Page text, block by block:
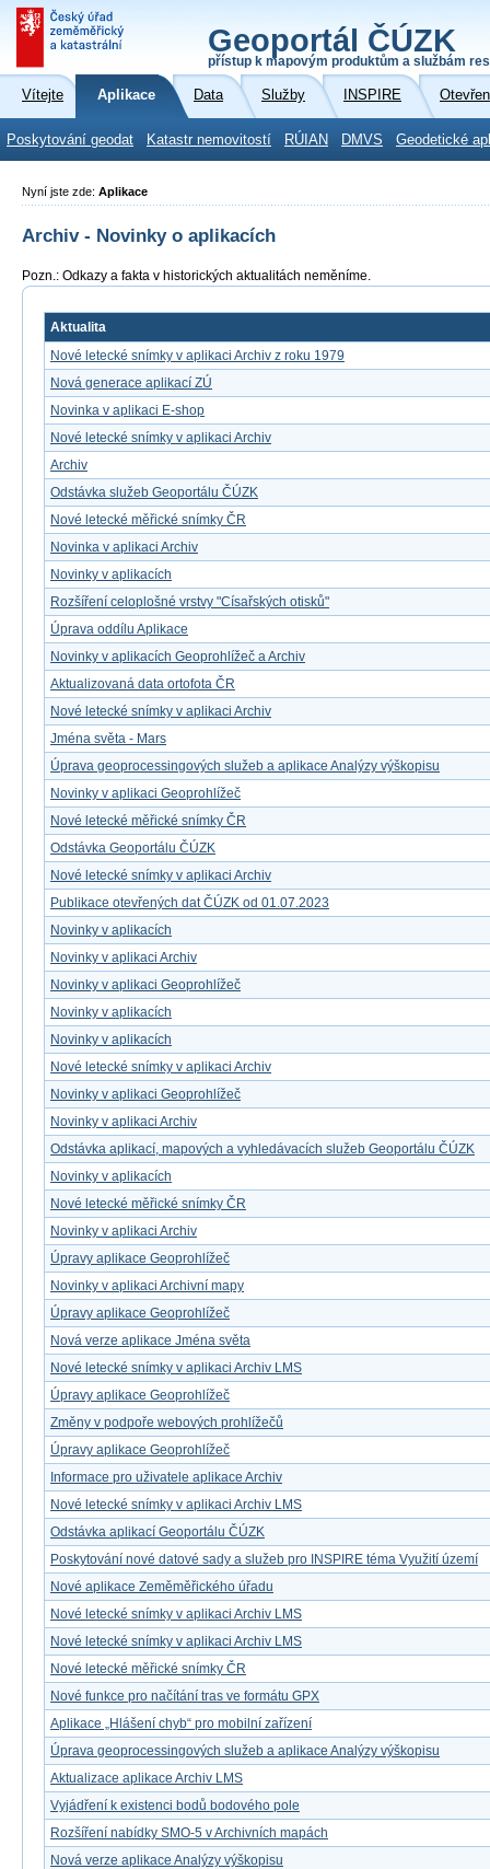
Geoportál ČÚZK
přístup k mapovým produktům a službám
Vítejte Aplikace Data Služby INSPIRE
Poskytování geodat Katastr nemovitostí RÚIAN DMVS Geodetické
Nyní jste zde: Aplikace
Archiv - Novinky o aplikacích
Pozn.: Odkazy a fakta v historických aktualitách neměníme.
Aktualita
Nové letecké snímky v aplikaci Archiv z roku 1979
Nová generace aplikací ZÚ
Novinka v aplikaci E-shop
Nové letecké snímky v aplikaci Archiv
Archiv
Odstávka služeb Geoportálu ČÚZK
Nové letecké měřické snímky ČR
Novinka v aplikaci Archiv
Novinky v aplikacích
Rozšíření celoplošné vrstvy "Císařských otisků"
Úprava oddílu Aplikace
Novinky v aplikacích Geoprohlížeč a Archiv
Aktualizovaná data ortofota ČR
Nové letecké snímky v aplikaci Archiv
Jména světa - Mars
Úprava geoprocessingových služeb a aplikace Analýzy výškopisu
Novinky v aplikaci Geoprohlížeč
Nové letecké měřické snímky ČR
Odstávka Geoportálu ČÚZK
Nové letecké snímky v aplikaci Archiv
Publikace otevřených dat ČÚZK od 01.07.2023
Novinky v aplikacích
Novinky v aplikaci Archiv
Novinky v aplikaci Geoprohlížeč
Novinky v aplikacích
Novinky v aplikacích
Nové letecké snímky v aplikaci Archiv
Novinky v aplikaci Geoprohlížeč
Novinky v aplikaci Archiv
Odstávka aplikací, mapových a vyhledávacích služeb Geoportálu ČÚZK
Novinky v aplikacích
Nové letecké měřické snímky ČR
Novinky v aplikaci Archiv
Úpravy aplikace Geoprohlížeč
Novinky v aplikaci Archivní mapy
Úpravy aplikace Geoprohlížeč
Nová verze aplikace Jména světa
Nové letecké snímky v aplikaci Archiv LMS
Úpravy aplikace Geoprohlížeč
Změny v podpoře webových prohlížečů
Úpravy aplikace Geoprohlížeč
Informace pro uživatele aplikace Archiv
Nové letecké snímky v aplikaci Archiv LMS
Odstávka aplikací Geoportálu ČÚZK
Poskytování nové datové sady a služeb pro INSPIRE téma Využití území
Nové aplikace Zeměměřického úřadu
Nové letecké snímky v aplikaci Archiv LMS
Nové letecké snímky v aplikaci Archiv LMS
Nové letecké měřické snímky ČR
Nové funkce pro načítání tras ve formátu GPX
Aplikace „Hlášení chyb“ pro mobilní zařízení
Úprava geoprocessingových služeb a aplikace Analýzy výškopisu
Aktualizace aplikace Archiv LMS
Vyjádření k existenci bodů bodového pole
Rozšíření nabídky SMO-5 v Archivních mapách
Nová verze aplikace Analýzy výškopisu